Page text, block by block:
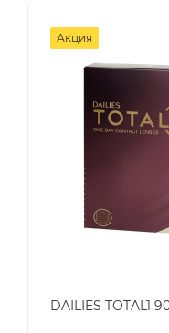
Акция
DAILIES TOTAL1